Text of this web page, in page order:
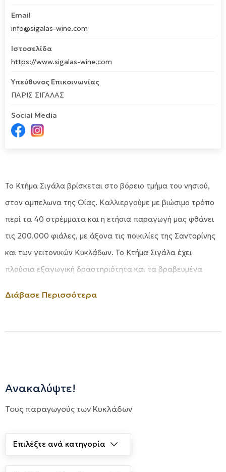
Email
info@sigalas-wine.com
Ιστοσελίδα
https://www.sigalas-wine.com
Υπεύθυνος Επικοινωνίας
ΠΑΡΙΣ ΣΙΓΑΛΑΣ
Social Media
Το Κτήμα Σιγάλα βρίσκεται στο βόρειο τμήμα του νησιού,
στον αμπελωνα της Οίας. Καλλιεργούμε με βιώσιμο τρόπο
περί τα 40 στρέμματα και η ετήσια παραγωγή μας φθάνει
τις 200.000 φιάλες, με άξονα τις ποικιλίες της Σαντορίνης
και των γειτονικών Κυκλάδων. Το Κτήμα Σιγάλα έχει
πλούσια εξαγωγική δραστηριότητα και τα βραβευμένα
Διάβασε Περισσότερα
Ανακαλύψτε!
Τους παραγωγούς των Κυκλάδων